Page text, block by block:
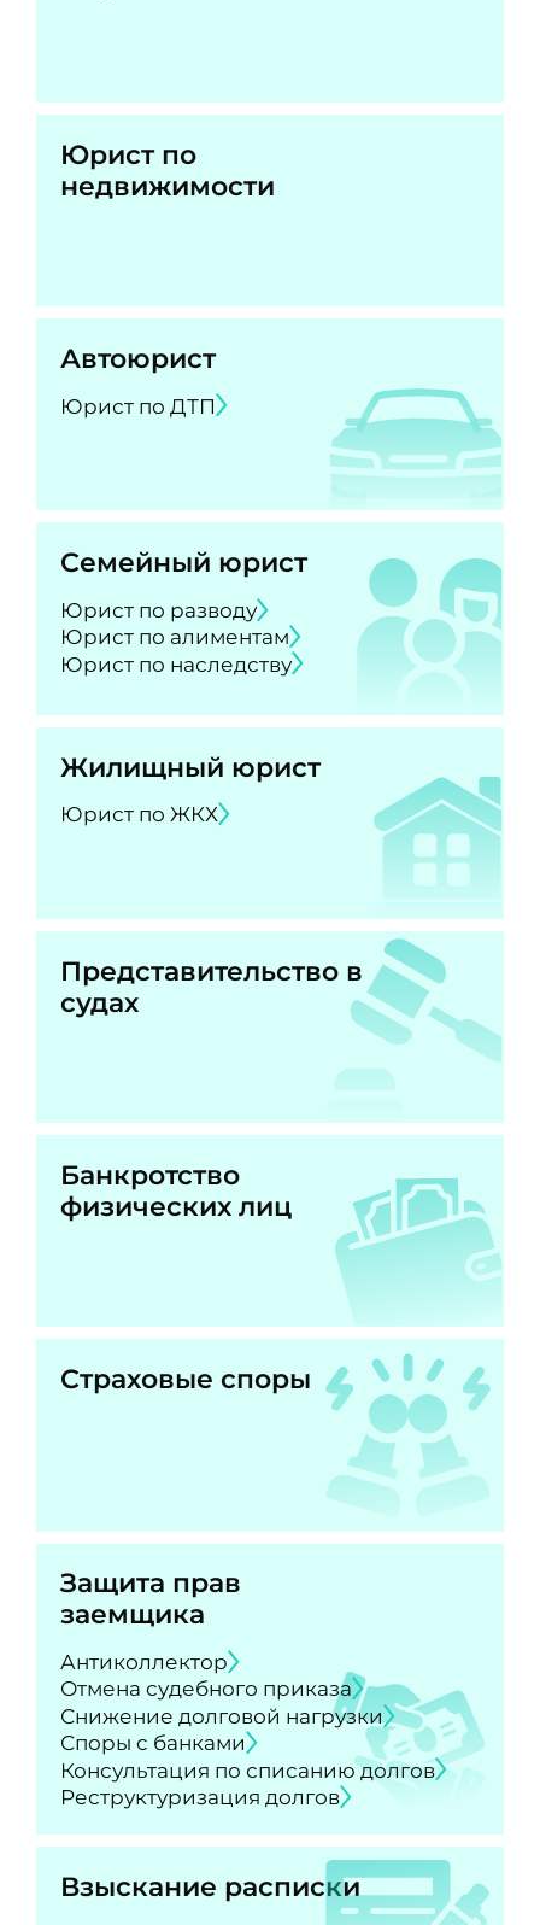
Юрист по
недвижимости
Автоюрист
Юрист по ДТП
Семейный юрист
Юрист по разводу
Юрист по алиментам
Юрист по наследству
Жилищный юрист
Юрист по ЖКХ
Представительство в
судах
Банкротство
физических лиц
Страховые споры
Защита прав
заемщика
Антиколлектор
Отмена судебного приказа
Снижение долговой нагрузки
Споры с банками
Консультация по списанию долгов
Реструктуризация долгов
Взыскание расписки